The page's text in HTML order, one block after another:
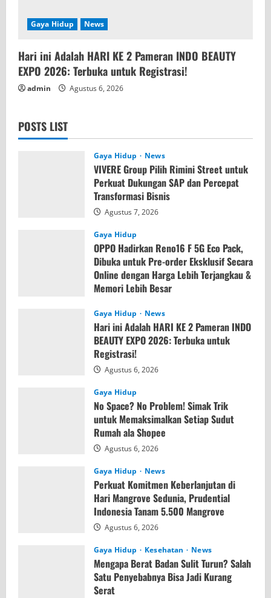
Gaya Hidup News
Hari ini Adalah HARI KE 2 Pameran INDO BEAUTY
EXPO 2026: Terbuka untuk Registrasi!
admin Agustus 6, 2026
POSTS LIST
Gaya Hidup News
VIVERE Group Pilih Rimini Street untuk
Perkuat Dukungan SAP dan Percepat
Transformasi Bisnis
Agustus 7, 2026
Gaya Hidup
OPPO Hadirkan Reno16 F 5G Eco Pack,
Dibuka untuk Pre-order Eksklusif Secara
Online dengan Harga Lebih Terjangkau &
Memori Lebih Besar
Gaya Hidup
News
Hari ini Adalah HARI KE 2 Pameran INDO
BEAUTY EXPO 2026: Terbuka untuk
Registrasi!
Agustus 6, 2026
Gaya Hidup
No Space? No Problem! Simak Trik
untuk Memaksimalkan Setiap Sudut
Rumah ala Shopee
Agustus 6, 2026
Gaya Hidup News
Perkuat Komitmen Keberlanjutan di
Hari Mangrove Sedunia, Prudential
Indonesia Tanam 5.500 Mangrove
Agustus 6, 2026
Gaya Hidup Kesehatan News
Mengapa Berat Badan Sulit Turun? Salah
Satu Penyebabnya Bisa Jadi Kurang
Serat